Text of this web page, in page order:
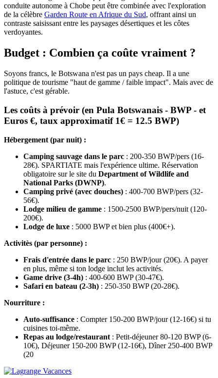
conduite autonome à Chobe peut être combinée avec l'exploration
de la célèbre Garden Route en Afrique du Sud, offrant ainsi un
contraste saisissant entre les paysages désertiques et les côtes
verdoyantes.
Budget : Combien ça coûte vraiment ?
Soyons francs, le Botswana n'est pas un pays cheap. Il a une
politique de tourisme "haut de gamme / faible impact". Mais avec de
l'astuce, c'est gérable.
Les coûts à prévoir (en Pula Botswanais - BWP - et
Euros €, taux approximatif 1€ = 12.5 BWP)
Hébergement (par nuit) :
Camping sauvage dans le parc : 200-350 BWP/pers (16-
28€). SPARTIATE mais l'expérience ultime. Réservation
obligatoire sur le site du Department of Wildlife and
National Parks (DWNP).
Camping privé (avec douches) : 400-700 BWP/pers (32-
56€).
Lodge milieu de gamme : 1500-2500 BWP/pers/nuit (120-
200€).
Lodge de luxe : 5000 BWP et bien plus (400€+).
Activitès (par personne) :
Frais d'entrée dans le parc : 250 BWP/jour (20€). A payer
en plus, même si ton lodge inclut les activités.
Game drive (3-4h) : 400-600 BWP (30-47€).
Safari en bateau (2-3h) : 250-350 BWP (20-28€).
Nourriture :
Auto-suffisance : Compter 150-200 BWP/jour (12-16€) si tu
cuisines toi-même.
Repas au lodge/restaurant : Petit-déjeuner 80-120 BWP (6-
10€), Déjeuner 150-200 BWP (12-16€), Dîner 250-400 BWP
(20